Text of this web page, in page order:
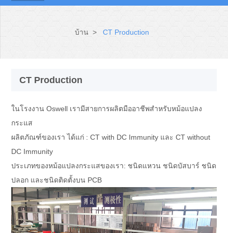
บ้าน > CT Production
CT Production
ในโรงงาน Oswell เรามีสายการผลิตมืออาชีพสำหรับหม้อแปลง
กระแส
ผลิตภัณฑ์ของเรา ได้แก่ : CT with DC Immunity และ CT without
DC Immunity
ประเภทของหม้อแปลงกระแสของเรา: ชนิดแหวน ชนิดบัสบาร์ ชนิด
ปลอก และชนิดติดตั้งบน PCB